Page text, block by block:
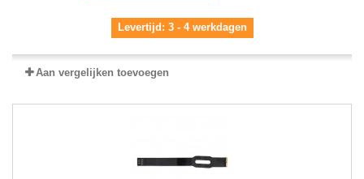
Levertijd: 3 - 4 werkdagen
Aan vergelijken toevoegen